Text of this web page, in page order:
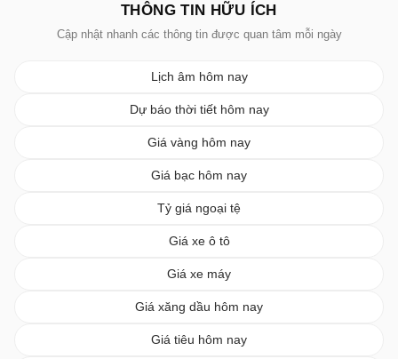
THÔNG TIN HỮU ÍCH
Cập nhật nhanh các thông tin được quan tâm mỗi ngày
Lịch âm hôm nay
Dự báo thời tiết hôm nay
Giá vàng hôm nay
Giá bạc hôm nay
Tỷ giá ngoại tệ
Giá xe ô tô
Giá xe máy
Giá xăng dầu hôm nay
Giá tiêu hôm nay